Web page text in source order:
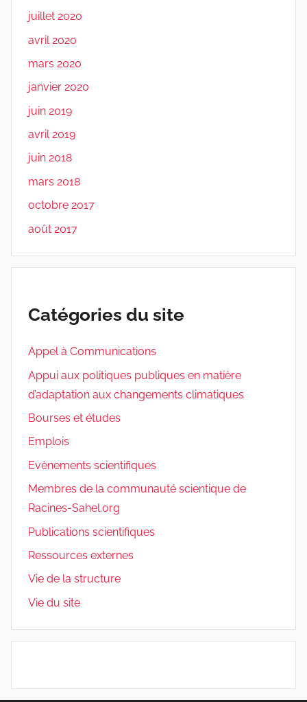
juillet 2020
avril 2020
mars 2020
janvier 2020
juin 2019
avril 2019
juin 2018
mars 2018
octobre 2017
août 2017
Catégories du site
Appel à Communications
Appui aux politiques publiques en matière
d’adaptation aux changements climatiques
Bourses et études
Emplois
Evènements scientifiques
Membres de la communauté scientique de
Racines-Sahel.org
Publications scientifiques
Ressources externes
Vie de la structure
Vie du site